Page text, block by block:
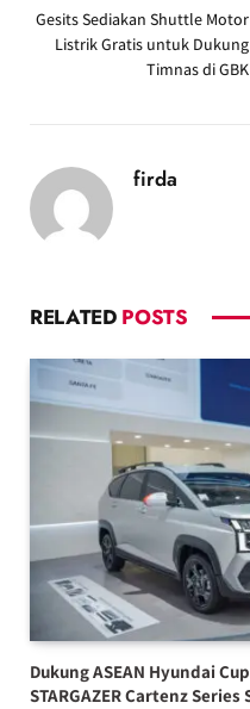
Gesits Sediakan Shuttle Motor
Listrik Gratis untuk Dukung
Timnas di GBK
firda
RELATED POSTS
Dukung ASEAN Hyundai
STARGAZER Cartenz